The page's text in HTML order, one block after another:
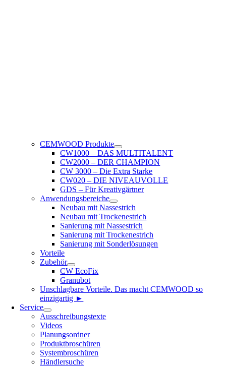
CEMWOOD Produkte
CW1000 – DAS MULTITALENT
CW2000 – DER CHAMPION
CW 3000 – Die Extra Starke
CW020 – DIE NIVEAUVOLLE
GDS – Für Kreativgärtner
Anwendungsbereiche
Neubau mit Nassestrich
Neubau mit Trockenestrich
Sanierung mit Nassestrich
Sanierung mit Trockenestrich
Sanierung mit Sonderlösungen
Vorteile
Zubehör
CW EcoFix
Granubot
Unschlagbare Vorteile. Das macht CEMWOOD so
einzigartig ►
Service
Ausschreibungstexte
Videos
Planungsordner
Produktbroschüren
Systembroschüren
Händlersuche